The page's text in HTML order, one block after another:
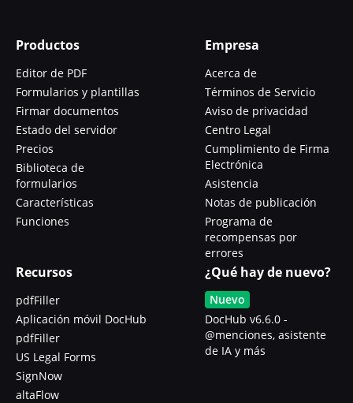
Productos
Editor de PDF
Formularios y plantillas
Firmar documentos
Estado del servidor
Precios
Biblioteca de
formularios
Características
Funciones
Empresa
Acerca de
Términos de Servicio
Aviso de privacidad
Centro Legal
Cumplimiento de Firma
Electrónica
Asistencia
Notas de publicación
Programa de
recompensas por
errores
Recursos
pdfFiller
Aplicación móvil DocHub
pdfFiller
US Legal Forms
SignNow
altaFlow
¿Qué hay de nuevo?
Nuevo
DocHub v6.6.0 -
@menciones, asistente
de IA y más